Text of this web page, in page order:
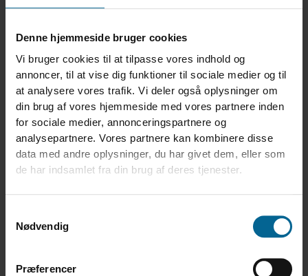
Denne hjemmeside bruger cookies
Vi bruger cookies til at tilpasse vores indhold og
annoncer, til at vise dig funktioner til sociale medier og til
at analysere vores trafik. Vi deler også oplysninger om
din brug af vores hjemmeside med vores partnere inden
for sociale medier, annonceringspartnere og
analysepartnere. Vores partnere kan kombinere disse
data med andre oplysninger, du har givet dem, eller som
de har indsamlet fra din brug af deres tjenester.
Nødvendig
Præferencer
Übergänge, Flanschen und Spannringen